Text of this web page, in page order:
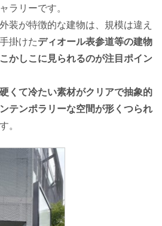
ラリーです。
装が特徴的な建物は、規模は違え
掛けたディオール表参道等の建物
かしこに見られるのが注目ポイン
くて冷たい素材がクリアで抽象的
テンポラリーな空間が形くつられ
。